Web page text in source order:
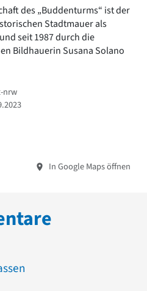
des „Buddenturms“ ist der
Stadtmauer als
seit 1987 durch die
Bildhauerin Susana Solano
nrw
In Google Maps öffnen